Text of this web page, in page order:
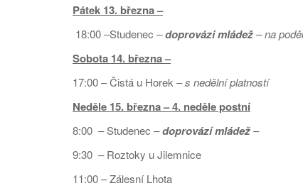
Pátek 13. března –
18:00 –Studenec –doprovází mládež– na
Sobota 14. března –
17:00 – Čistá u Horek –s nedělní platností
Neděle 15. března – 4. neděle postní
8:00 – Studenec –doprovází mládež–
9:30 – Roztoky u Jilemnice
11:00 – Zálesní Lhota